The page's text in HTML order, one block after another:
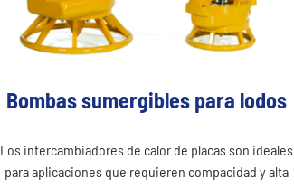
Bombas sumergibles para lodos
Los intercambiadores de calor de placas son ideales
para aplicaciones que requieren compacidad y alta